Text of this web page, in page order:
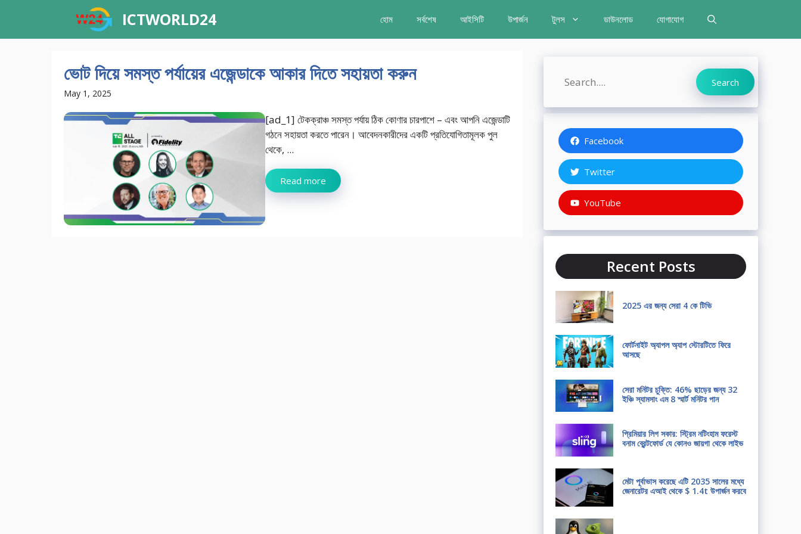
content
ICTWORLD24 হোম সর্বশেষ আইসিটি উপার্জন টুলস ডাউনলোড যোগাযোগ
ভোট দিয়ে সমস্ত পর্যায়ের এজেন্ডাকে আকার দিতে সহায়তা করুন
May 1, 2025
[ad_1] টেকক্রাঞ্চ সমস্ত পর্যায় ঠিক কোণার চারপাশে – এবং আপনি এজেন্ডাটি
গঠনে সহায়তা করতে পারেন। আবেদনকারীদের একটি প্রতিযোগিতামূলক পুল
থেকে, ...
Read more
Search Search
Facebook
Twitter
YouTube
Recent Posts
2025 এর জন্য সেরা 4 কে টিভি
ফোর্টনাইট অ্যাপল অ্যাপ স্টোরটিতে ফিরে
আসছে
সেরা মনিটর চুক্তি: 46% ছাড়ের জন্য 32
ইঞ্চি স্যামসাং এম 8 স্মার্ট মনিটর পান
প্রিমিয়ার লিগ সকার: স্ট্রিম নটিংহাম ফরেস্ট
বনাম ব্রেন্টফোর্ড যে কোনও জায়গা থেকে লাইভ
মেটা পূর্বাভাস করেছে এটি 2035 সালের মধ্যে
জেনারেটর এআই থেকে $ 1.4t উপার্জন করবে